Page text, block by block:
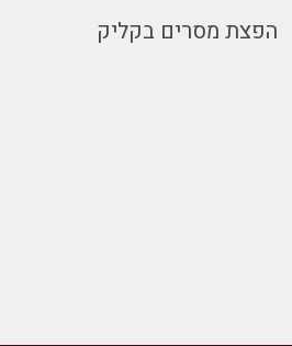
הפצת מסרים בקליק